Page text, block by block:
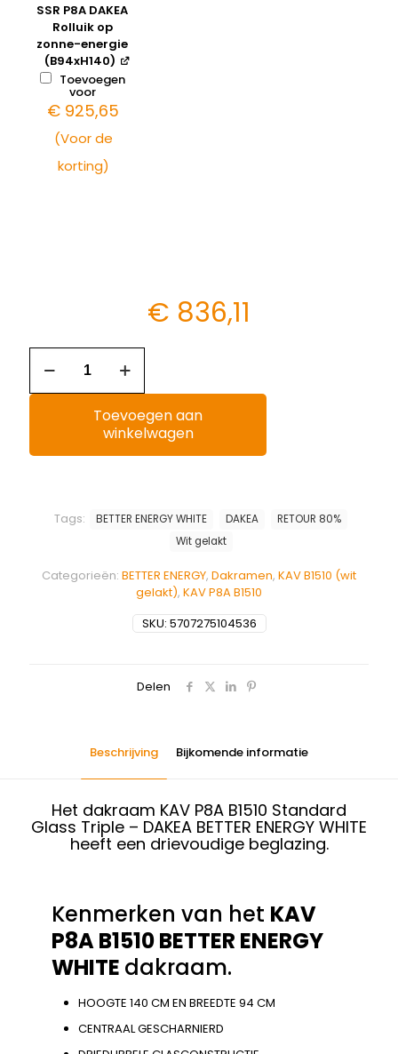
SSR P8A DAKEA
Rolluik op
zonne-energie
(B94xH140)
Toevoegen
voor
€ 925,65
(Voor de
korting)
€ 836,11
Toevoegen aan
winkelwagen
SKU: 5707275104536
Categorieën: BETTER ENERGY, Dakramen, KAV B1510 (wit
gelakt), KAV P8A B1510
Tags: BETTER ENERGY WHITE DAKEA
RETOUR 80%
Wit gelakt
Delen
Beschrijving Bijkomende informatie
Het dakraam KAV P8A B1510 Standard
Glass Triple – DAKEA BETTER ENERGY WHITE
heeft een drievoudige beglazing.
Kenmerken van het KAV
P8A B1510 BETTER ENERGY
WHITE dakraam.
HOOGTE 140 CM EN BREEDTE 94 CM
CENTRAAL GESCHARNIERD